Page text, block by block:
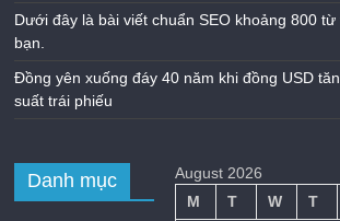
Dưới đây là bài viết chuẩn SEO khoảng 800
bạn.
Đồng yên xuống đáy 40 năm khi đồng USD
suất trái phiếu
Danh mục
August 2026
M
T W T